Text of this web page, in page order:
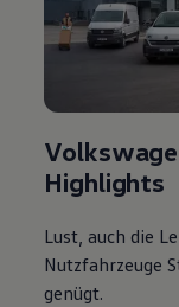
Highlights
Lust, auch die
Nutzfahrzeuge
genügt.